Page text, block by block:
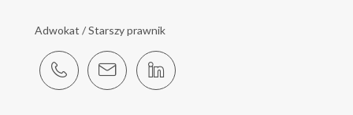
Adwokat / Starszy prawnik